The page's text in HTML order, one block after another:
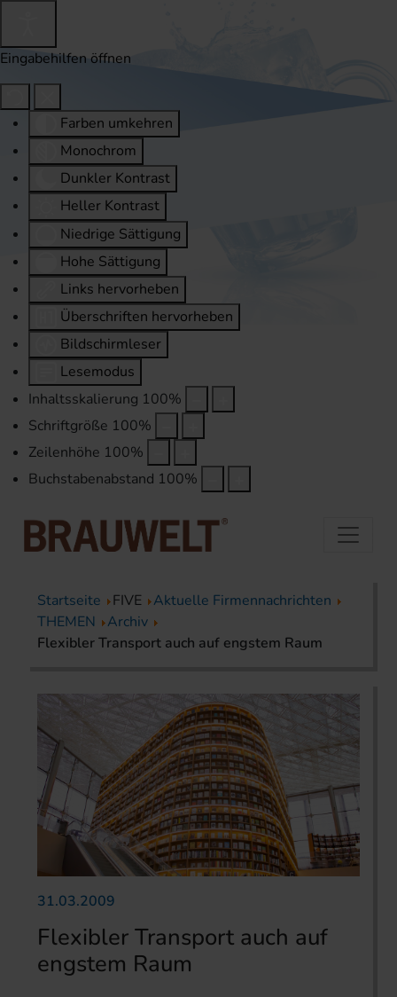
Eingabehilfen öffnen
Farben umkehren
Monochrom
Dunkler Kontrast
Heller Kontrast
Niedrige Sättigung
Hohe Sättigung
Links hervorheben
Überschriften hervorheben
Bildschirmleser
Lesemodus
Inhaltsskalierung 100%
Schriftgröße 100%
Zeilenhöhe 100%
Buchstabenabstand 100%
Startseite FIVE
Aktuelle Firmennachrichten
THEMEN
Archiv
Flexibler Transport auch auf engstem Raum
31.03.2009
Flexibler Transport auch auf
engstem Raum